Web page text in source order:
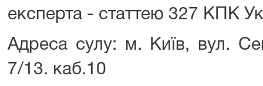
експерта - статтею 327 КПК
Адреса сулу: м. Київ, вул.
7/13. каб.10